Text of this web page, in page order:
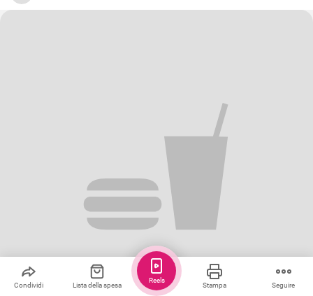
Condividi Lista della spesa Stampa Seguire
Reels